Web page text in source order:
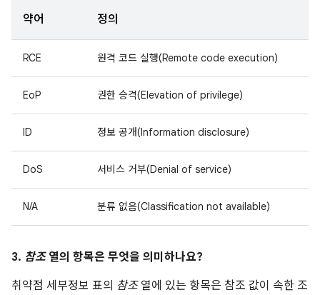
약어 정의
RCE 원격 코드 실행(Remote code execution)
EoP 권한 승격(Elevation of privilege)
ID 정보 공개(Information disclosure)
DoS 서비스 거부(Denial of service)
N/A 분류 없음(Classification not available)
3. 참조열의 항목은 무엇을 의미하나요?
취약점 세부정보 표의 참조열에 있는 항목은 참조 값이 속한 조